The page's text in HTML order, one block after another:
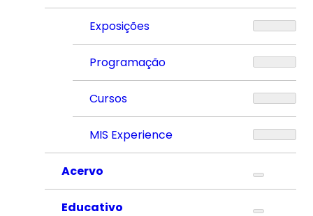
Exposições
Programação
Cursos
MIS Experience
Acervo
Educativo